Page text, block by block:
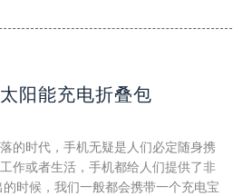
阳能充电折叠包
的时代，手机无疑是人们必定随身携
作或者生活，手机都给人们提供了非
时候，我们一般都会携带一个充电宝